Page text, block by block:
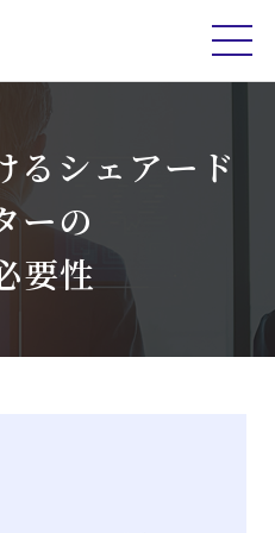
るシェアード
ーの
要性